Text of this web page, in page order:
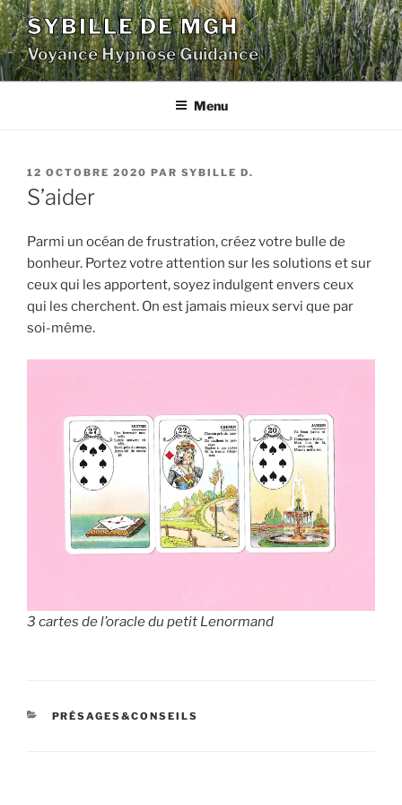
Aller
au
contenu
principal
SYBILLE DE MGH
Voyance Hypnose Guidance
Menu
PUBLIÉ
LE
12 OCTOBRE 2020 PAR SYBILLE D.
S’aider
Parmi un océan de frustration, créez votre bulle de
bonheur. Portez votre attention sur les solutions et sur
ceux qui les apportent, soyez indulgent envers ceux
qui les cherchent. On est jamais mieux servi que par
soi-même.
3 cartes de l’oracle du petit Lenormand
CATÉGORIES
PRÉSAGES&CONSEILS